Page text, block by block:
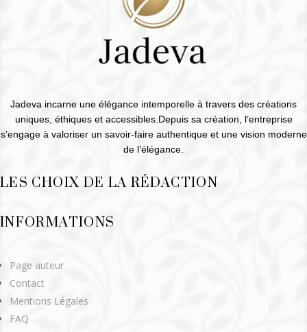
Jadeva incarne une élégance intemporelle à travers des créations
uniques, éthiques et accessibles.Depuis sa création, l’entreprise
s’engage à valoriser un savoir-faire authentique et une vision moderne
de l’élégance.
LES CHOIX DE LA RÉDACTION
INFORMATIONS
Page auteur
Contact
Mentions Légales
FAQ